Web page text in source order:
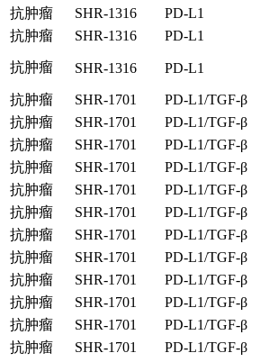
抗肿瘤 SHR-1316 PD-L1
抗肿瘤
SHR-1316 PD-L1
抗肿瘤 SHR-1316 PD-L1
抗肿瘤 SHR-1701 PD-L1/TGF-β
抗肿瘤
SHR-1701 PD-L1/TGF-β
抗肿瘤
SHR-1701 PD-L1/TGF-β
抗肿瘤
SHR-1701 PD-L1/TGF-β
抗肿瘤
SHR-1701 PD-L1/TGF-β
抗肿瘤
SHR-1701 PD-L1/TGF-β
抗肿瘤
SHR-1701 PD-L1/TGF-β
抗肿瘤
SHR-1701 PD-L1/TGF-β
抗肿瘤
SHR-1701 PD-L1/TGF-β
抗肿瘤
SHR-1701 PD-L1/TGF-β
抗肿瘤
SHR-1701 PD-L1/TGF-β
抗肿瘤
SHR-1701 PD-L1/TGF-β